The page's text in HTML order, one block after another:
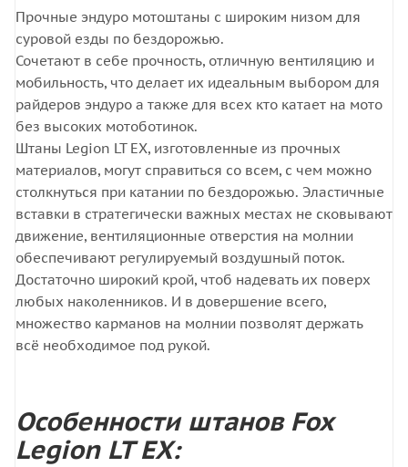
Прочные эндуро мотоштаны с широким низом для
суровой езды по бездорожью.
Сочетают в себе прочность, отличную вентиляцию и
мобильность, что делает их идеальным выбором для
райдеров эндуро а также для всех кто катает на мото
без высоких мотоботинок.
Штаны Legion LT EX, изготовленные из прочных
материалов, могут справиться со всем, с чем можно
столкнуться при катании по бездорожью. Эластичные
вставки в стратегически важных местах не сковывают
движение, вентиляционные отверстия на молнии
обеспечивают регулируемый воздушный поток.
Достаточно широкий крой, чтоб надевать их поверх
любых наколенников. И в довершение всего,
множество карманов на молнии позволят держать
всё необходимое под рукой.
Особенности штанов Fox
Legion LT EX: